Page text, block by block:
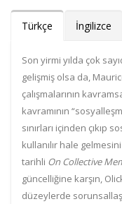
Türkçe İngilizce
Son yirmi yılda çok
gelişmiş olsa da,
çalışmalarının
kavramının
sınırları içinden
kullanılır hale
tarihli On Collective
güncelliğine karşın,
düzeylerde